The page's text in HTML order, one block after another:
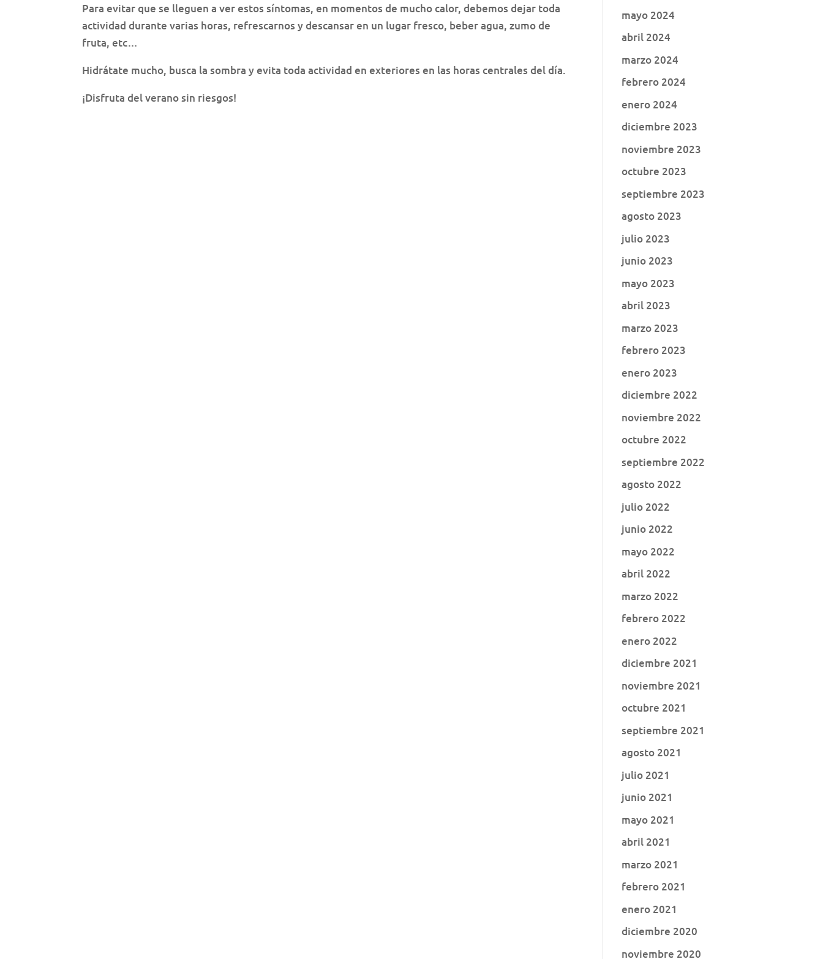
Para evitar que se lleguen a ver estos síntomas, en momentos de mucho calor, debemos dejar toda
actividad durante varias horas, refrescarnos y descansar en un lugar fresco, beber agua, zumo de
fruta, etc…
Hidrátate mucho, busca la sombra y evita toda actividad en exteriores en las horas centrales del día.
¡Disfruta del verano sin riesgos!
mayo 2024
abril 2024
marzo 2024
febrero 2024
enero 2024
diciembre 2023
noviembre 2023
octubre 2023
septiembre 2023
agosto 2023
julio 2023
junio 2023
mayo 2023
abril 2023
marzo 2023
febrero 2023
enero 2023
diciembre 2022
noviembre 2022
octubre 2022
septiembre 2022
agosto 2022
julio 2022
junio 2022
mayo 2022
abril 2022
marzo 2022
febrero 2022
enero 2022
diciembre 2021
noviembre 2021
octubre 2021
septiembre 2021
agosto 2021
julio 2021
junio 2021
mayo 2021
abril 2021
marzo 2021
febrero 2021
enero 2021
diciembre 2020
noviembre 2020